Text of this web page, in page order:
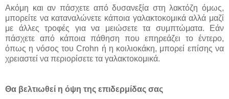
Ακόμη και αν πάσχετε από δυσανεξία στη λακτόζη όμως,
μπορείτε να καταναλώνετε κάποια γαλακτοκομικά αλλά μαζί
με άλλες τροφές για να μειώσετε τα συμπτώματα. Εάν
πάσχετε από κάποια πάθηση που επηρεάζει το έντερο,
όπως η νόσος του Crohn ή η κοιλιοκάκη, μπορεί επίσης να
χρειαστεί να περιορίσετε τα γαλακτοκομικά.
Θα βελτιωθεί η όψη της επιδερμίδας σας